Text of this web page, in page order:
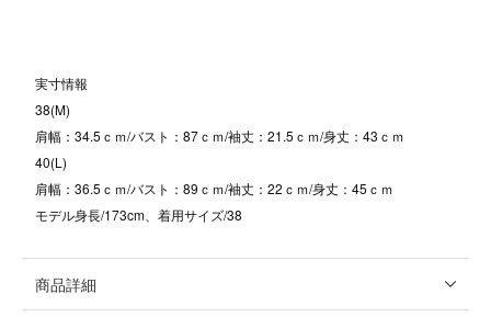
実寸情報
38(M)
肩幅：34.5ｃｍ/バスト：87ｃｍ/袖丈：21.5ｃｍ/身丈：43ｃｍ
40(L)
肩幅：36.5ｃｍ/バスト：89ｃｍ/袖丈：22ｃｍ/身丈：45ｃｍ
モデル身長/173cm、着用サイズ/38
商品詳細